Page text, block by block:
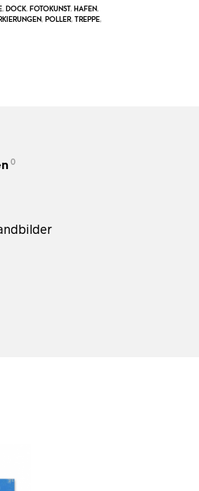
, DOCK, FOTOKUNST, HAFEN,
, POLLER, TREPPE,
0